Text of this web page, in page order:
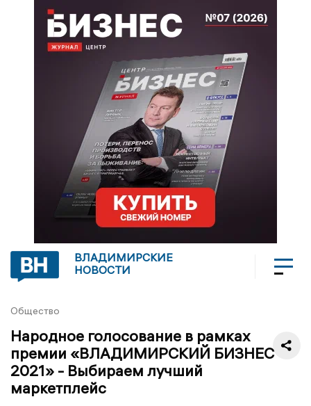
ВЛАДИМИРСКИЕ
НОВОСТИ
Общество
Народное голосование в рамках
премии «ВЛАДИМИРСКИЙ БИЗНЕС
2021» - Выбираем лучший
маркетплейс